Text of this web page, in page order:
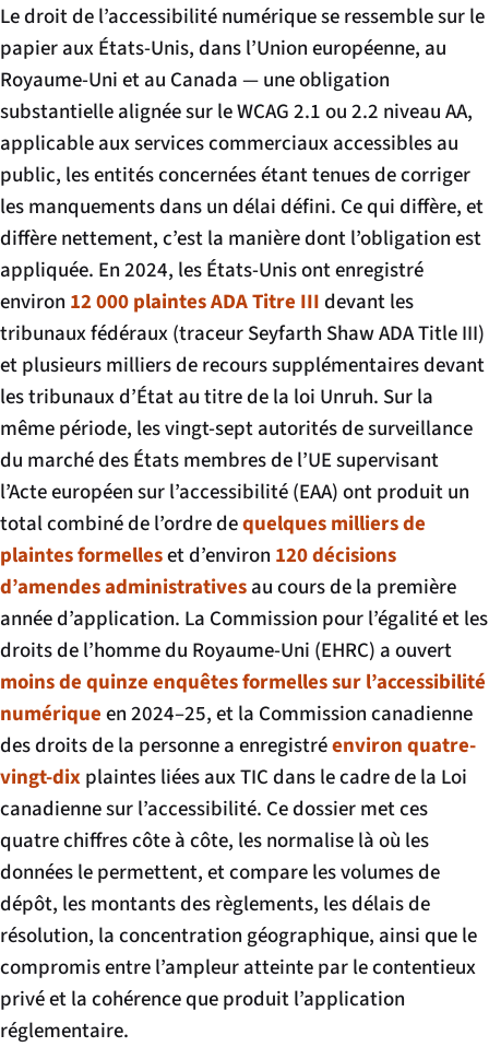
Le droit de l’accessibilité numérique se ressemble sur le
papier aux États-Unis, dans l’Union européenne, au
Royaume-Uni et au Canada — une obligation
substantielle alignée sur le WCAG 2.1 ou 2.2 niveau AA,
applicable aux services commerciaux accessibles au
public, les entités concernées étant tenues de corriger
les manquements dans un délai défini. Ce qui diffère, et
diffère nettement, c’est la manière dont l’obligation est
appliquée. En 2024, les États-Unis ont enregistré
environ 12 000 plaintes ADA Titre IIIdevant les
tribunaux fédéraux (traceur Seyfarth Shaw ADA Title III)
et plusieurs milliers de recours supplémentaires devant
les tribunaux d’État au titre de la loi Unruh. Sur la
même période, les vingt-sept autorités de surveillance
du marché des États membres de l’UE supervisant
l’Acte européen sur l’accessibilité (EAA) ont produit un
total combiné de l’ordre dequelques milliers de
plaintes formelleset d’environ 120 décisions
d’amendes administrativesau cours de la première
année d’application. La Commission pour l’égalité et les
droits de l’homme du Royaume-Uni (EHRC) a ouvert
moins de quinze enquêtes formelles sur l’accessibilité
numériqueen 2024–25, et la Commission canadienne
des droits de la personne a enregistréenviron quatre-
vingt-dixplaintes liées aux TIC dans le cadre de la Loi
canadienne sur l’accessibilité. Ce dossier met ces
quatre chiffres côte à côte, les normalise là où les
données le permettent, et compare les volumes de
dépôt, les montants des règlements, les délais de
résolution, la concentration géographique, ainsi que le
compromis entre l’ampleur atteinte par le contentieux
privé et la cohérence que produit l’application
réglementaire.